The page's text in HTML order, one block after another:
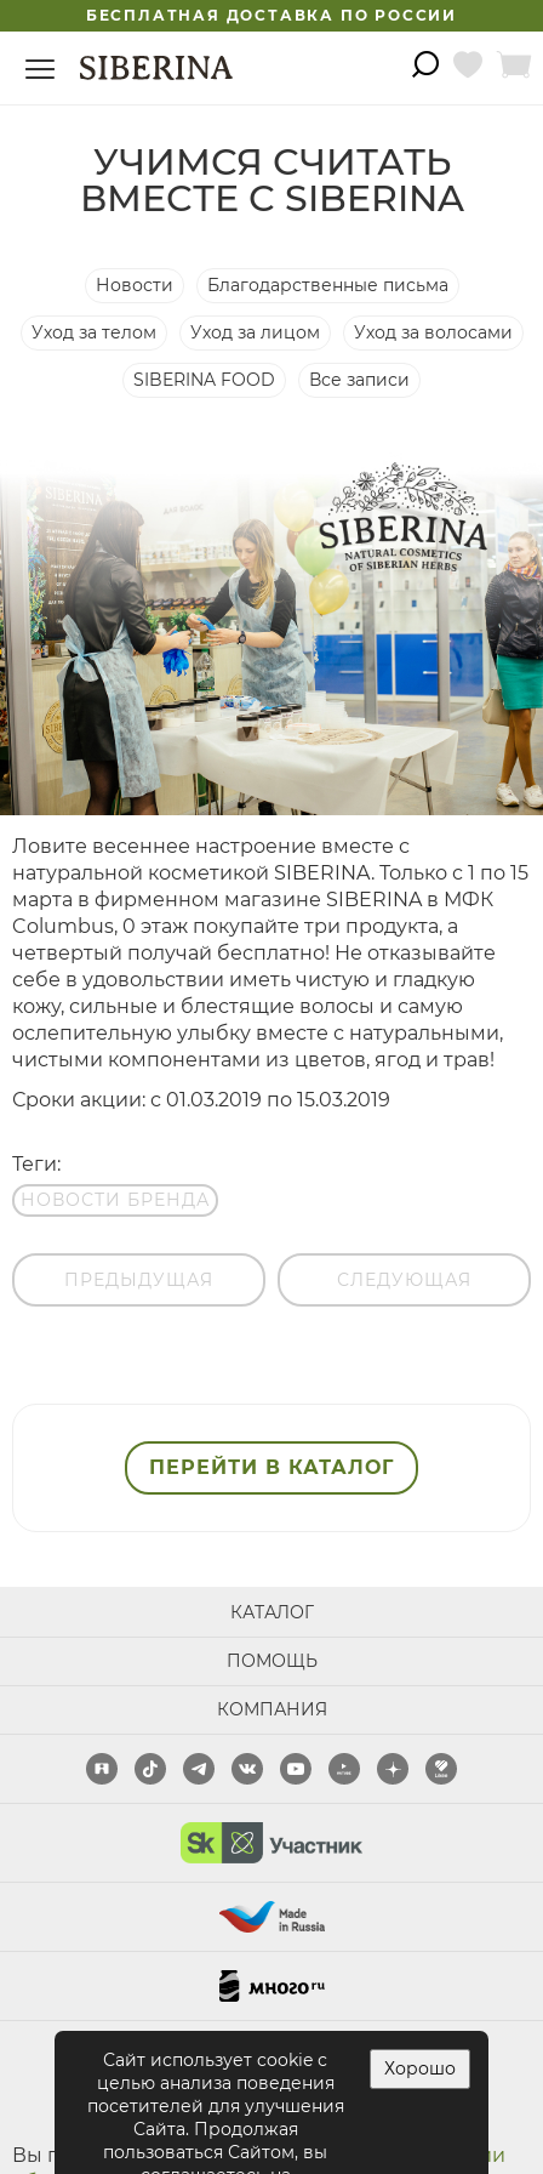
БЕСПЛАТНАЯ ДОСТАВКА ПО РОССИИ
УЧИМСЯ СЧИТАТЬ
ВМЕСТЕ С SIBERINA
Новости Благодарственные письма
Уход за телом Уход за лицом Уход за волосами
SIBERINA FOOD Все записи
Ловите весеннее настроение вместе с
натуральной косметикой SIBERINA. Только с 1 по 15
марта в фирменном магазине SIBERINA в МФК
Columbus, 0 этаж покупайте три продукта, а
четвертый получай бесплатно! Не отказывайте
себе в удовольствии иметь чистую и гладкую
кожу, сильные и блестящие волосы и самую
ослепительную улыбку вместе с натуральными,
чистыми компонентами из цветов, ягод и трав!
Сроки акции: с 01.03.2019 по 15.03.2019
Теги:
НОВОСТИ БРЕНДА
ПРЕДЫДУЩАЯ СЛЕДУЮЩАЯ
ПЕРЕЙТИ В КАТАЛОГ
КАТАЛОГ
ПОМОЩЬ
КОМПАНИЯ
ПОЛНАЯ ВЕРСИЯ САЙТА
Вы принимаете условияполитики в отношении
Сайт использует cookie с
целью анализа поведения
посетителей для улучшения
Сайта. Продолжая
пользоваться Сайтом, вы
Хорошо